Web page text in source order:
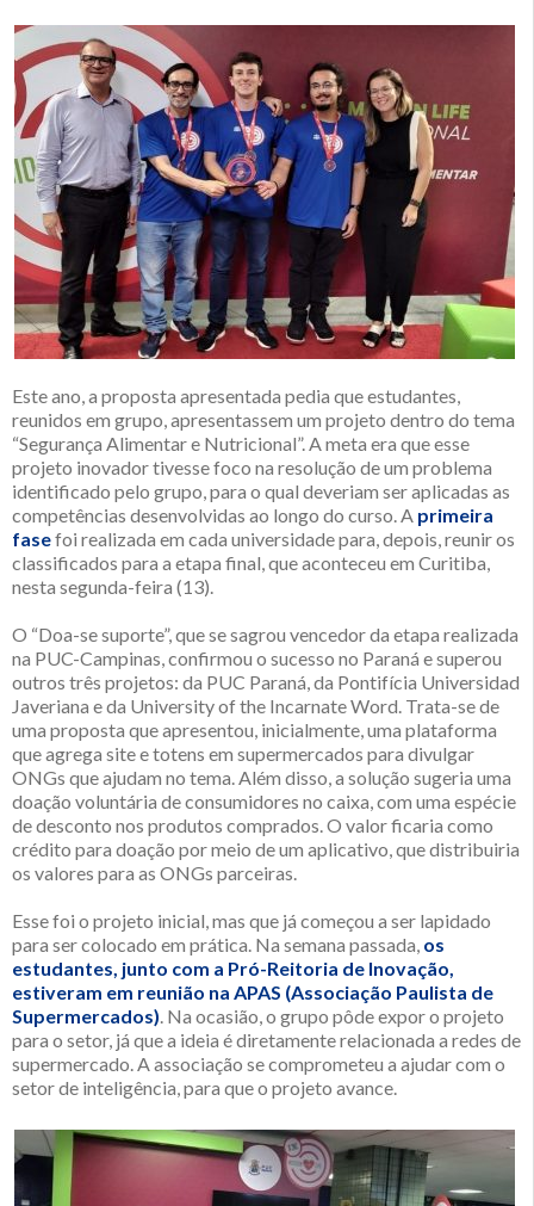
Este ano, a proposta apresentada pedia que estudantes,
reunidos em grupo, apresentassem um projeto dentro do tema
“Segurança Alimentar e Nutricional”. A meta era que esse
projeto inovador tivesse foco na resolução de um problema
identificado pelo grupo, para o qual deveriam ser aplicadas as
competências desenvolvidas ao longo do curso. A primeira
fasefoi realizada em cada universidade para, depois, reunir os
classificados para a etapa final, que aconteceu em Curitiba,
nesta segunda-feira (13).
O “Doa-se suporte”, que se sagrou vencedor da etapa realizada
na PUC-Campinas, confirmou o sucesso no Paraná e superou
outros três projetos: da PUC Paraná, da Pontifícia Universidad
Javeriana e da University of the Incarnate Word. Trata-se de
uma proposta que apresentou, inicialmente, uma plataforma
que agrega site e totens em supermercados para divulgar
ONGs que ajudam no tema. Além disso, a solução sugeria uma
doação voluntária de consumidores no caixa, com uma espécie
de desconto nos produtos comprados. O valor ficaria como
crédito para doação por meio de um aplicativo, que distribuiria
os valores para as ONGs parceiras.
Esse foi o projeto inicial, mas que já começou a ser lapidado
para ser colocado em prática. Na semana passada, os
estudantes, junto com a Pró-Reitoria de Inovação,
estiveram em reunião na APAS (Associação Paulista de
Supermercados). Na ocasião, o grupo pôde expor o projeto
para o setor, já que a ideia é diretamente relacionada a redes de
supermercado. A associação se comprometeu a ajudar com o
setor de inteligência, para que o projeto avance.